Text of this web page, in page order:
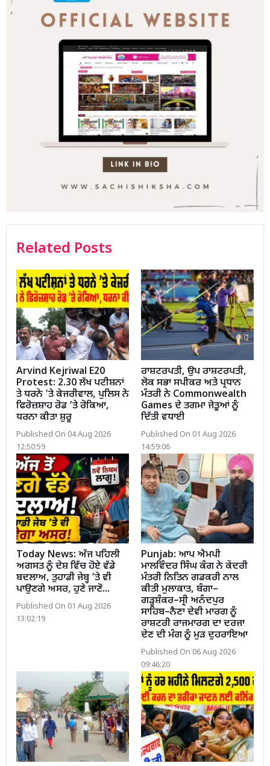
Related Posts
Arvind Kejriwal E20
Protest: 2.30 ਲੱਖ ਪਟੀਸ਼ਨਾਂ
ਤੇ ਧਰਨੇ 'ਤੇ ਕੇਜਰੀਵਾਲ, ਪੁਲਿਸ ਨੇ
ਫਿਰੋਜ਼ਸ਼ਾਹ ਰੋਡ ’ਤੇ ਰੋਕਿਆ,
ਧਰਨਾ ਕੀਤਾ ਸ਼ੁਰੂ
Published On 04 Aug 2026
12:50:59
ਰਾਸ਼ਟਰਪਤੀ, ਉਪ ਰਾਸ਼ਟਰਪਤੀ,
ਲੋਕ ਸਭਾ ਸਪੀਕਰ ਅਤੇ ਪ੍ਰਧਾਨ
ਮੰਤਰੀ ਨੇ Commonwealth
Games ਦੇ ਤਗਮਾ ਜੇਤੂਆਂ ਨੂੰ
ਦਿੱਤੀ ਵਧਾਈ
Published On 01 Aug 2026
14:59:06
Today News: ਅੱਜ ਪਹਿਲੀ
ਅਗਸਤ ਨੂੰ ਦੇਸ਼ ਵਿੱਚ ਹੋਏ ਵੱਡੇ
ਬਦਲਾਅ, ਤੁਹਾਡੀ ਜੇਬ੍ਹ ’ਤੇ ਵੀ
ਪਾਉਣਗੇ ਅਸਰ, ਹੁਣੇ ਜਾਣੋ...
Published On 01 Aug 2026
13:02:19
Punjab: ਆਪ ਐਮਪੀ
ਮਾਲਵਿੰਦਰ ਸਿੰਘ ਕੰਗ ਨੇ ਕੇਂਦਰੀ
ਮੰਤਰੀ ਨਿਤਿਨ ਗਡਕਰੀ ਨਾਲ
ਕੀਤੀ ਮੁਲਾਕਾਤ, ਬੰਗਾ–
ਗੜ੍ਹਸ਼ੰਕਰ–ਸ੍ਰੀ ਅਨੰਦਪੁਰ
ਸਾਹਿਬ–ਨੈਣਾ ਦੇਵੀ ਮਾਰਗ ਨੂੰ
ਰਾਸ਼ਟਰੀ ਰਾਜਮਾਰਗ ਦਾ ਦਰਜਾ
ਦੇਣ ਦੀ ਮੰਗ ਨੂੰ ਮੁੜ ਦੁਹਰਾਇਆ
Published On 06 Aug 2026
09:46:20